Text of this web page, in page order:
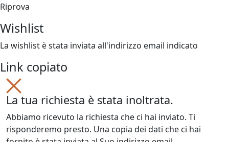
Riprova
Wishlist
La wishlist è stata inviata all'indirizzo email indicato
Link copiato
La tua richiesta è stata inoltrata.
Abbiamo ricevuto la richiesta che ci hai inviato. Ti
risponderemo presto. Una copia dei dati che ci hai